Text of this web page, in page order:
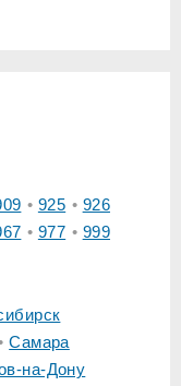
925
926
977 999
Самара
на-Дону